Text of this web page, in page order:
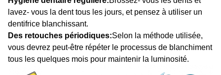
lavez- vous la dent tous les jours, et pensez à utiliser un
dentifrice blanchissant.
Des retouches périodiques:Selon la méthode utilisée,
vous devrez peut-être répéter le processus de blanchiment
tous les quelques mois pour maintenir la luminosité.